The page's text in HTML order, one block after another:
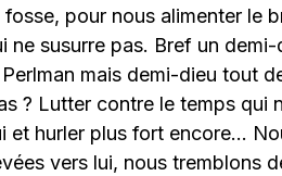
pour nous alimenter le
ne susurre pas. Bref un
mais demi-dieu tout
? Lutter contre le temps
et hurler plus fort encore…
vers lui, nous tremblons